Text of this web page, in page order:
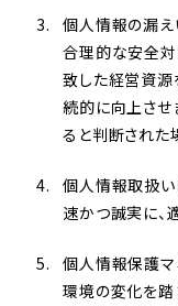
個人情報の漏え
合理的な安全
致した経営資源
続的に向上させ
ると判断された
個人情報取扱い
速かつ誠実に、
個人情報保護マ
環境の変化を踏